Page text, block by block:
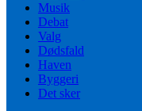
Musik
Debat
Valg
Dødsfald
Haven
Byggeri
Det sker